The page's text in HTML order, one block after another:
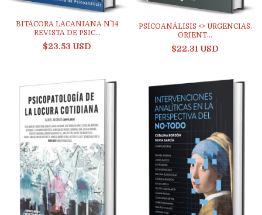
BITÁCORA LACANIANA N˚ 14
REVISTA DE PSIC...
$23.53 USD
PSICOANÁLISIS <> URGENCIAS.
ORIENT...
$22.31 USD